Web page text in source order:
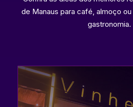
de Manaus para café, almoço
gastronomia.